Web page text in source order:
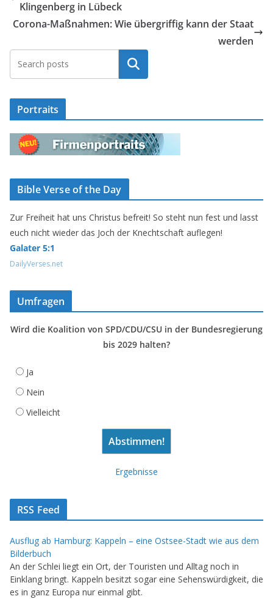
Klingenberg in Lübeck
Corona-Maßnahmen: Wie übergriffig kann der Staat
werden
Suchen
Portraits
Bible Verse of the Day
Zur Freiheit hat uns Christus befreit! So steht nun fest und lasst
euch nicht wieder das Joch der Knechtschaft auflegen!
Galater 5:1
DailyVerses.net
Umfragen
Wird die Koalition von SPD/CDU/CSU in der Bundesregierung
bis 2029 halten?
Ja
Nein
Vielleicht
Ergebnisse
RSS Feed
Ausflug ab Hamburg: Kappeln – eine Ostsee-Stadt wie aus dem
Bilderbuch
An der Schlei liegt ein Ort, der Touristen und Alltag noch in
Einklang bringt. Kappeln besitzt sogar eine Sehenswürdigkeit, die
es in ganz Europa nur einmal gibt.